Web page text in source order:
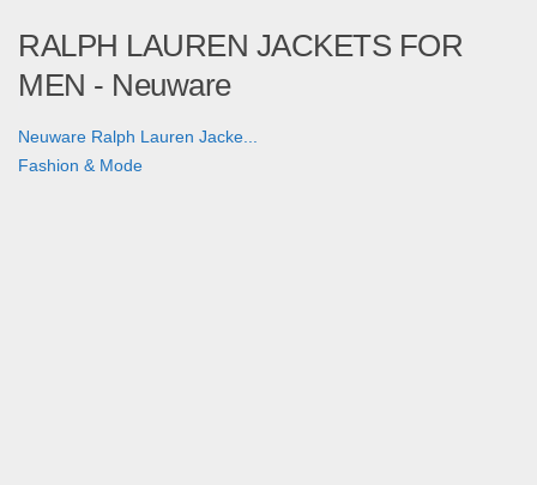
RALPH LAUREN JACKETS FOR
MEN - Neuware
Neuware Ralph Lauren Jacke...
Fashion & Mode